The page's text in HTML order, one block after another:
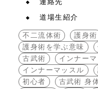
連絡先
道場生紹介
不二流体術 護身術
護身術を学ぶ意味
古武術
インナー
インナーマッスル
初心者
古武術 身